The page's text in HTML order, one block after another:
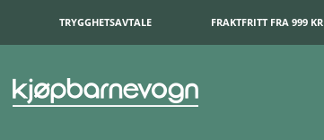
TRYGGHETSAVTALE FRAKTFRITT FRA 999 KR